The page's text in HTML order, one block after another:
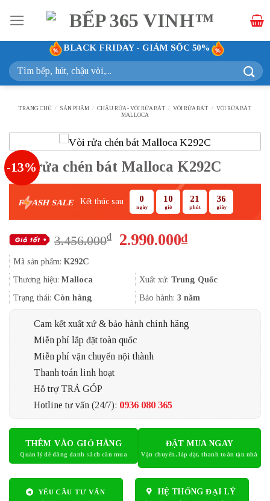
qua
nội
dung
BLACK FRIDAY - GIẢM SỐC 50%
Tìm
kiếm:
TRANG CHỦ / SẢN PHẨM / CHẬU RỬA - VÒI RỬA BÁT / VÒI RỬA BÁT / VÒI RỬA BÁT
MALLOCA
-13%
Vòi rửa chén bát Malloca K292C
F ASH SALE Kết thúc sau 0
ngày
10
giờ
21
phút
35
giây
3.456.000₫
Giá
3.456.000₫.
2.990.000₫Giá
là:
2.990.000₫.
Mã sản phẩm: K292C
Thương hiệu: Malloca Xuất xứ: Trung Quốc
Trạng thái: Còn hàng Bảo hành: 3 năm
Cam kết xuất xứ & bảo hành chính hãng
Miễn phí lắp đặt toàn quốc
Miễn phí vận chuyển nội thành
Thanh toán linh hoạt
Hỗ trợ TRẢ GÓP
Hotline tư vấn (24/7): 0936 080 365
THÊM VÀO GIỎ HÀNG ĐẶT MUA NGAY
YÊU CẦU TƯ VẤN HỆ THỐNG ĐẠI LÝ